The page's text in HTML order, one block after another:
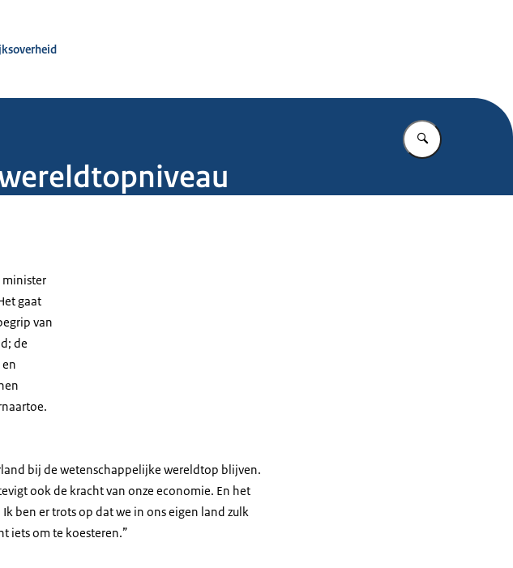
Vul in wat u
minister
gaat
van
de
bij de wetenschappelijke wereldtop blijven.
ook de kracht van onze economie. En het
ben er trots op dat we in ons eigen land zulk
iets om te koesteren.”